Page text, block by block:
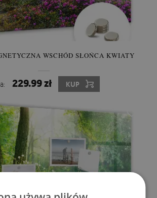
WSCHÓD SŁOŃCA KWIATY
229.99 zł KUP